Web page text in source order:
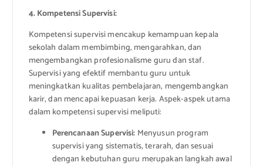
4. Kompetensi Supervisi:
Kompetensi supervisi mencakup kemampuan kepala
sekolah dalam membimbing, mengarahkan, dan
mengembangkan profesionalisme guru dan staf.
Supervisi yang efektif membantu guru untuk
meningkatkan kualitas pembelajaran, mengembangkan
karir, dan mencapai kepuasan kerja. Aspek-aspek utama
dalam kompetensi supervisi meliputi:
Perencanaan Supervisi: Menyusun program
supervisi yang sistematis, terarah, dan sesuai
dengan kebutuhan guru merupakan langkah awal